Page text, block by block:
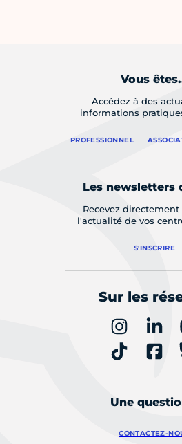
Vous
Accédez à des
informations
PROFESSIONNEL
Les newsletters
Recevez
l'actualité de vos
S'INSCRIRE
Sur les
Une
CONTACTEZ-